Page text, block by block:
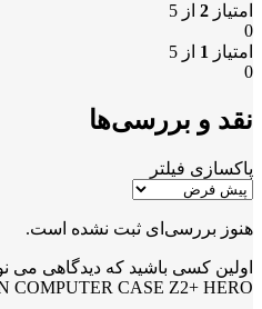
امتیاز 2 از 5
0
امتیاز 1 از 5
0
نقد و بررسی‌ها
پاکسازی فیلتر
هنوز بررسی‌ای ثبت نشده است.
اولین کسی باشید که دیدگاهی می
COMPUTER CASE Z2+ HERO”